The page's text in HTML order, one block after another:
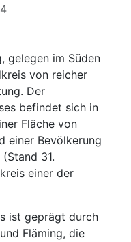
gelegen im Süden
von reicher
Der
befindet sich in
Fläche von
einer Bevölkerung
31.
einer der
ist geprägt durch
Fläming, die